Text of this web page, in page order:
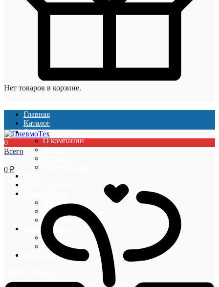
Нет товаров в корзине.
Главная
Каталог
О компании
О компании
Вакансии
Гарантии
Оплата и доставка
Акции и скидки
Информация
Блог
Новости
Контакты
0
Всего
0 ₽